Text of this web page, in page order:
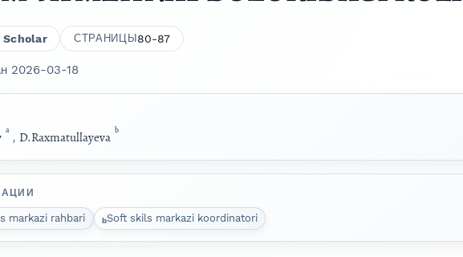
Scholar СТРАНИЦЫ 80-87
2026-03-18
a , D.Raxmatullayeva b
markazi rahbari bSoft skils markazi koordinatori